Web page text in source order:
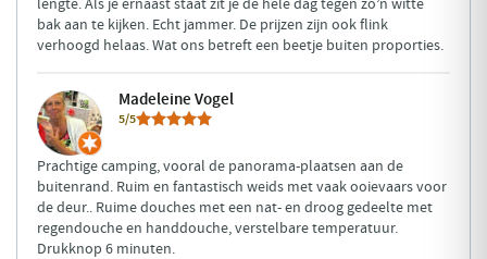
bak aan te kijken. Echt jammer. De prijzen zijn ook flink
verhoogd helaas. Wat ons betreft een beetje buiten proporties.
Madeleine Vogel
5/5
Prachtige camping, vooral de panorama-plaatsen aan de
buitenrand. Ruim en fantastisch weids met vaak ooievaars voor
de deur.. Ruime douches met een nat- en droog gedeelte met
regendouche en handdouche, verstelbare temperatuur.
Drukknop 6 minuten.